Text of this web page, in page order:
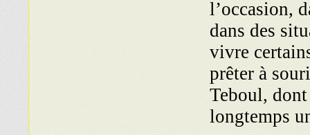
l’occasion,
dans des
vivre
prêter à
Teboul,
longtemps